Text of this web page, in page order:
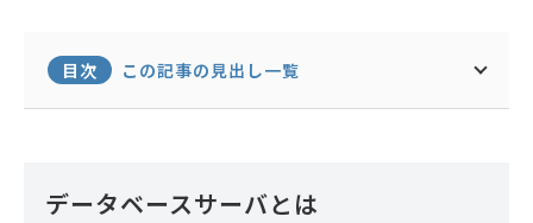
nge Makers）という社会変革をテクノロジーで起
こすスクールも運営。
目次 この記事の見出し一覧
データベースサーバとは